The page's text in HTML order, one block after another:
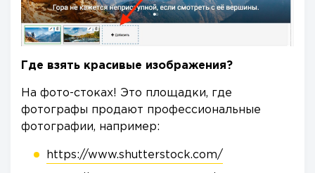
Где взять красивые изображения?
На фото-стоках! Это площадки, где
фотографы продают профессиональные
фотографии, например:
https://www.shutterstock.com/